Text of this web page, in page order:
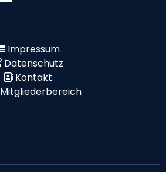
Impressum
Datenschutz
Kontakt
Mitgliederbereich